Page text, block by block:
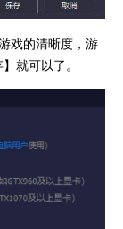
戏的清晰度，游
就可以了。